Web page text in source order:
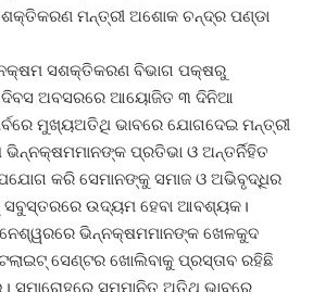
ମନ୍ତ୍ରୀ ଅଶୋକ ଚନ୍ଦ୍ର ପଣ୍ଡା
ସଶକ୍ତିକରଣ ବିଭାଗ ପକ୍ଷରୁ
ଦିବସ ଅବସରରେ ଆୟୋଜିତ ୩ ଦିନିଆ
ମୁଖ୍ୟଅତିଥି ଭାବରେ ଯୋଗଦେଇ ମନ୍ତ୍ରୀ
ଭିନ୍ନକ୍ଷମମାନଙ୍କ ପ୍ରତିଭା ଓ ଅନ୍ତର୍ନିହିତ
କରି ସେମାନଙ୍କୁ ସମାଜ ଓ ଅଭିବୃଦ୍ଧିର
ସବୁସ୍ତରରେ ଉଦ୍ୟମ ହେବା ଆବଶ୍ୟକ।
ଭିନ୍ନକ୍ଷମମାନଙ୍କ ଖେଳକୁଦ
ସେଣ୍ଟର ଖୋଲିବାକୁ ପ୍ରସ୍ତାବ ରହିଛି
ସମାରୋହରେ ସମ୍ମାନିତ ଅତିଥି ଭାବରେ